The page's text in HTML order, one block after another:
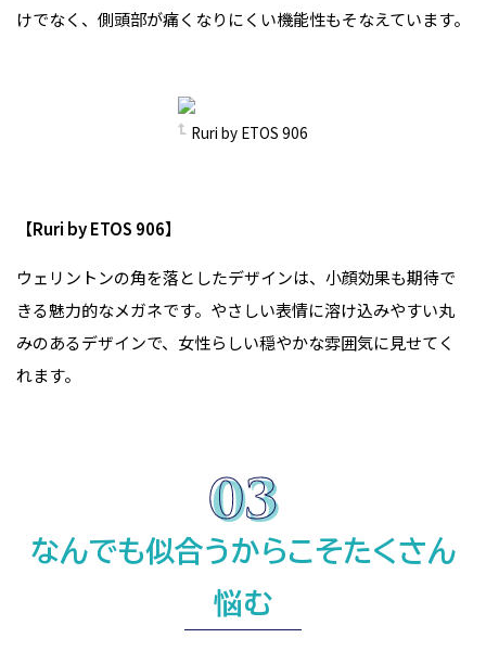
けでなく、側頭部が痛くなりにくい機能性もそなえています。
Ruri by ETOS 906
【Ruri by ETOS 906】
ウェリントンの角を落としたデザインは、小顔効果も期待で
きる魅力的なメガネです。やさしい表情に溶け込みやすい丸
みのあるデザインで、女性らしい穏やかな雰囲気に見せてく
れます。
なんでも似合うからこそたくさん
悩む